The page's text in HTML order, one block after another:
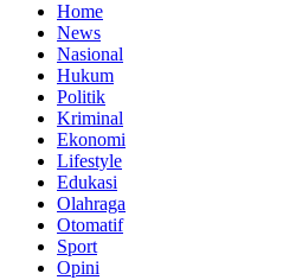
Home
News
Nasional
Hukum
Politik
Kriminal
Ekonomi
Lifestyle
Edukasi
Olahraga
Otomatif
Sport
Opini